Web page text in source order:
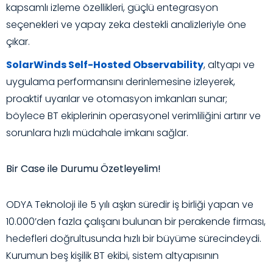
kapsamlı izleme özellikleri, güçlü entegrasyon
seçenekleri ve yapay zeka destekli analizleriyle öne
çıkar.
SolarWinds Self-Hosted Observability, altyapı ve
uygulama performansını derinlemesine izleyerek,
proaktif uyarılar ve otomasyon imkanları sunar;
böylece BT ekiplerinin operasyonel verimliliğini artırır ve
sorunlara hızlı müdahale imkanı sağlar.
Bir Case ile Durumu Özetleyelim!
ODYA Teknoloji ile 5 yılı aşkın süredir iş birliği yapan ve
10.000’den fazla çalışanı bulunan bir perakende firması,
hedefleri doğrultusunda hızlı bir büyüme sürecindeydi.
Kurumun beş kişilik BT ekibi, sistem altyapısının